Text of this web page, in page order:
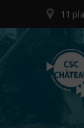
to
content
11